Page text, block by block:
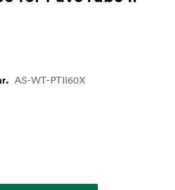
AS-WT-PTII60X